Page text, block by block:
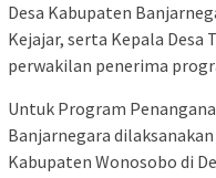
Desa Kabupaten
Kejajar, serta Kepala Desa
perwakilan penerima
Untuk Program
Banjarnegara
Kabupaten Wonosobo di